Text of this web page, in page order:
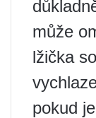
může
lžička
pokud